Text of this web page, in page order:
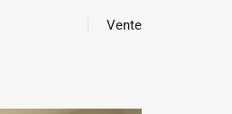
Vente